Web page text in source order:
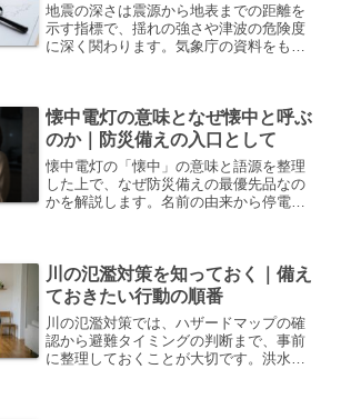
地震の深さは震源から地表までの距離を
示す指標で、揺れの強さや津波の危険度
に深く関わります。気象庁の資料をもと
懐中電灯の意味となぜ懐中と呼ぶ
のか｜防災備えの入口として
懐中電灯の「懐中」の意味と語源を整理
した上で、なぜ防災備えの最優先品なの
かを解説します。名前の由来から停電対
川の氾濫対策を知っておく｜備え
ておきたい行動の順番
川の氾濫対策では、ハザードマップの確
認から避難タイミングの判断まで、事前
に整理しておくことが大切です。洪水リ